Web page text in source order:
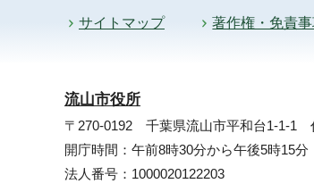
サイトマップ 著作権・免責
流山市役所
〒270-0192 千葉県流山市平和台1-1-1
開庁時間：午前8時30分から午後5時15
法人番号：1000020122203